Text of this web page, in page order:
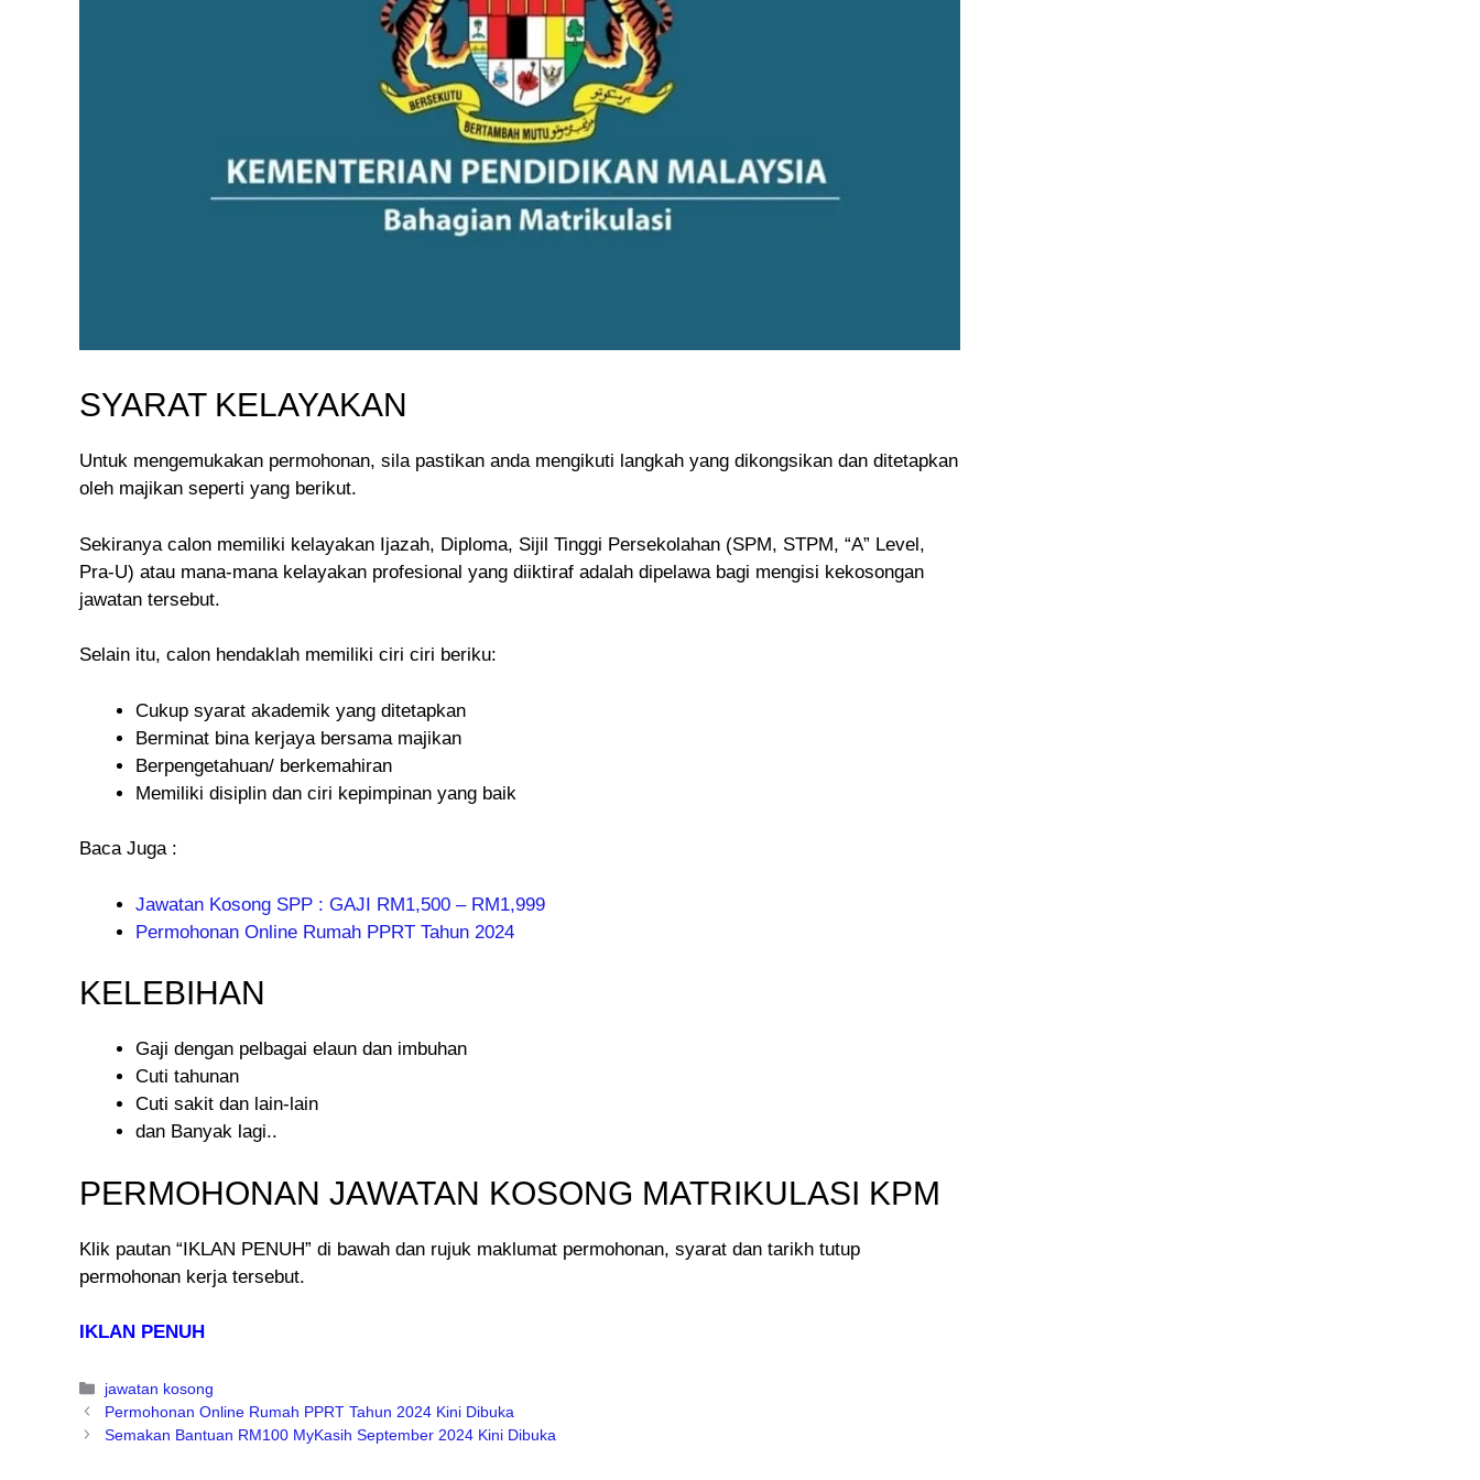
SYARAT KELAYAKAN
Untuk mengemukakan permohonan, sila pastikan anda mengikuti langkah yang dikongsikan dan ditetapkan
oleh majikan seperti yang berikut.
Sekiranya calon memiliki kelayakan Ijazah, Diploma, Sijil Tinggi Persekolahan (SPM, STPM, “A” Level,
Pra-U) atau mana-mana kelayakan profesional yang diiktiraf adalah dipelawa bagi mengisi kekosongan
jawatan tersebut.
Selain itu, calon hendaklah memiliki ciri ciri beriku:
Cukup syarat akademik yang ditetapkan
Berminat bina kerjaya bersama majikan
Berpengetahuan/ berkemahiran
Memiliki disiplin dan ciri kepimpinan yang baik
Baca Juga :
Jawatan Kosong SPP : GAJI RM1,500 – RM1,999
Permohonan Online Rumah PPRT Tahun 2024
KELEBIHAN
Gaji dengan pelbagai elaun dan imbuhan
Cuti tahunan
Cuti sakit dan lain-lain
dan Banyak lagi..
PERMOHONAN JAWATAN KOSONG MATRIKULASI KPM
Klik pautan “IKLAN PENUH” di bawah dan rujuk maklumat permohonan, syarat dan tarikh tutup
permohonan kerja tersebut.
IKLAN PENUH
Categories
jawatan kosong
Permohonan Online Rumah PPRT Tahun 2024 Kini Dibuka
Semakan Bantuan RM100 MyKasih September 2024 Kini Dibuka